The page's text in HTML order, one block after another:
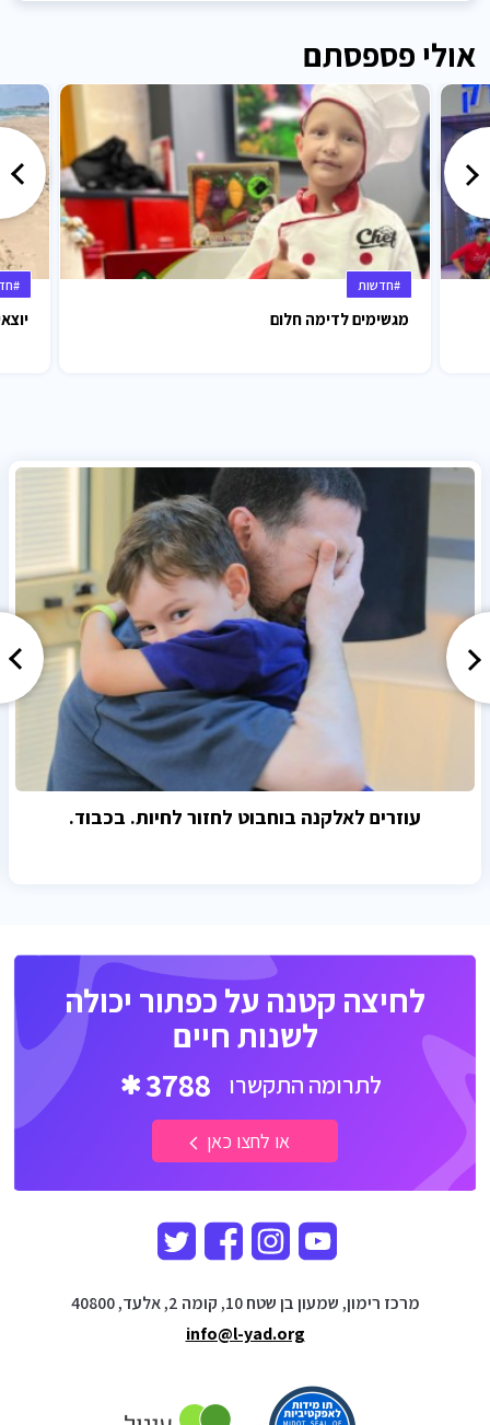
אולי פספסתם
#חדשות
מגשימים לדימה חלום
עוזרים לאלקנה בוחבוט לחזור לחיות. בכבוד.
לחיצה קטנה על כפתור יכולה
לשנות חיים
לתרומה התקשרו 3788
או לחצו כאן
מרכז רימון, שמעון בן שטח 10, קומה 2, אלעד, 40800
info@l-yad.org